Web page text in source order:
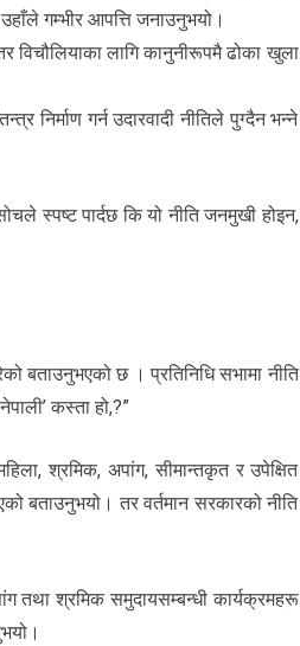
गम्भीर आपत्ति जनाउनुभयो।
विचौलियाका लागि कानुनीरूपमै ढोका खुला
निर्माण गर्न उदारवादी नीतिले पुग्दैन भन्ने
स्पष्ट पार्दछ कि यो नीति जनमुखी होइन,
बताउनुभएको छ । प्रतिनिधि सभामा नीति
कस्ता हो,?”
श्रमिक, अपांग, सीमान्तकृत र उपेक्षित
बताउनुभयो। तर वर्तमान सरकारको नीति
तथा श्रमिक समुदायसम्बन्धी कार्यक्रमहरू